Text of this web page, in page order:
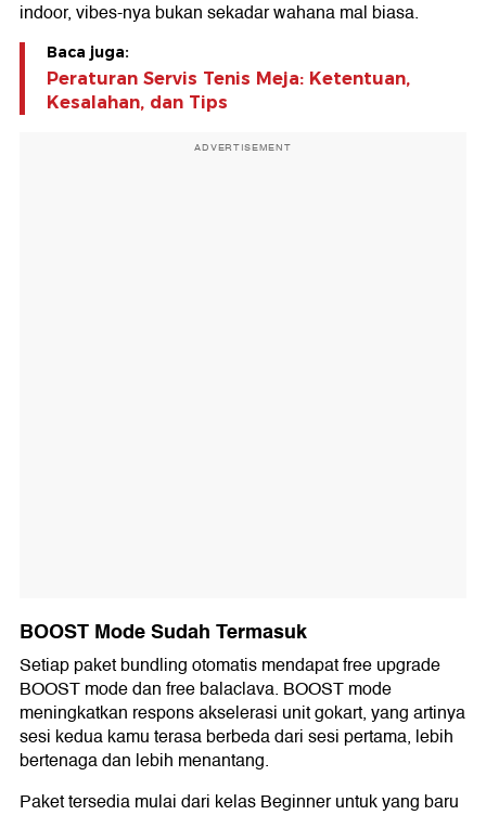
indoor, vibes-nya bukan sekadar wahana mal biasa.
Baca juga:
Peraturan Servis Tenis Meja: Ketentuan,
Kesalahan, dan Tips
ADVERTISEMENT
BOOST Mode Sudah Termasuk
Setiap paket bundling otomatis mendapatfree upgrade
BOOST modedanfree balaclava. BOOST mode
meningkatkan respons akselerasi unit gokart, yang artinya
sesi kedua kamu terasa berbeda dari sesi pertama, lebih
bertenaga dan lebih menantang.
Paket tersedia mulai dari kelasBeginneruntuk yang baru